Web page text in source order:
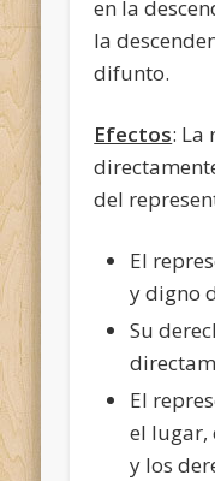
en la
la
difunto.
Efectos: La
del
El
y digno
Su
El
el lugar,
y los